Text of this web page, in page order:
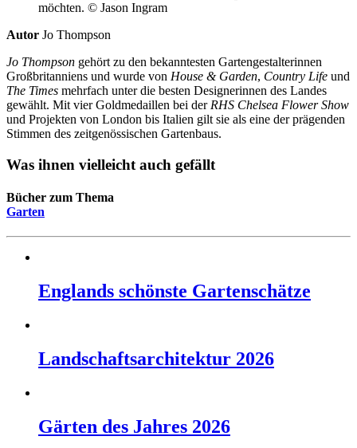
möchten. © Jason Ingram
Autor Jo Thompson
Jo Thompson gehört zu den bekanntesten Gartengestalterinnen
Großbritanniens und wurde von House & Garden, Country Life und
The Times mehrfach unter die besten Designerinnen des Landes
gewählt. Mit vier Goldmedaillen bei der RHS Chelsea Flower Show
und Projekten von London bis Italien gilt sie als eine der prägenden
Stimmen des zeitgenössischen Gartenbaus.
Was ihnen vielleicht auch gefällt
Bücher zum Thema
Garten
Englands schönste Gartenschätze
Landschaftsarchitektur 2026
Gärten des Jahres 2026